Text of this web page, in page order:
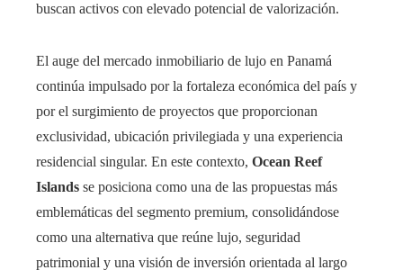
buscan activos con elevado potencial de valorización.
El auge del mercado inmobiliario de lujo en Panamá
continúa impulsado por la fortaleza económica del país y
por el surgimiento de proyectos que proporcionan
exclusividad, ubicación privilegiada y una experiencia
residencial singular. En este contexto, Ocean Reef
Islands se posiciona como una de las propuestas más
emblemáticas del segmento premium, consolidándose
como una alternativa que reúne lujo, seguridad
patrimonial y una visión de inversión orientada al largo